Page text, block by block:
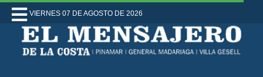
VIERNES 07 DE AGOSTO DE 2026